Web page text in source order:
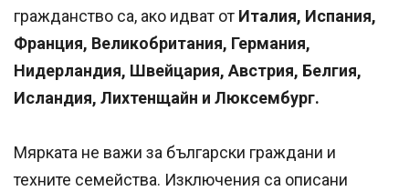
гражданство са, ако идват от Италия, Испания,
Франция, Великобритания, Германия,
Нидерландия, Швейцария, Австрия, Белгия,
Исландия, Лихтенщайн и Люксембург.
Мярката не важи за български граждани и
техните семейства. Изключения са описани